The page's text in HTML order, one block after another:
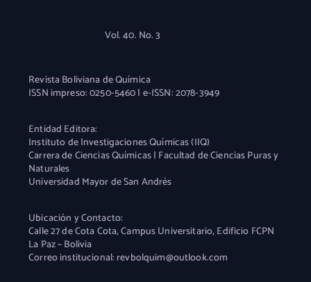
Vol. 40. No. 3
Revista Boliviana de Química
ISSN impreso: 0250-5460 | e-ISSN: 2078-3949
Entidad Editora:
Instituto de Investigaciones Químicas (IIQ)
Carrera de Ciencias Químicas | Facultad de Ciencias Puras y
Naturales
Universidad Mayor de San Andrés
Ubicación y Contacto:
Calle 27 de Cota Cota, Campus Universitario, Edificio FCPN
La Paz – Bolivia
Correo institucional: revbolquim@outlook.com